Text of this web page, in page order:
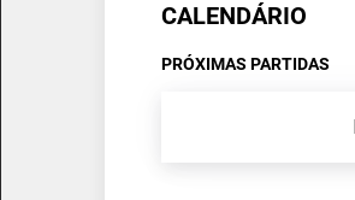
CALENDÁRIO
PRÓXIMAS PARTIDAS